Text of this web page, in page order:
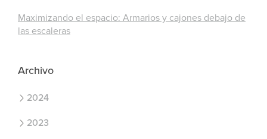
Maximizando el espacio: Armarios y cajones debajo de
las escaleras
Archivo
2024
2023